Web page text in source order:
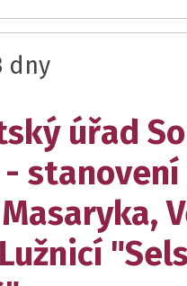
dny
úřad
-
Masaryka,